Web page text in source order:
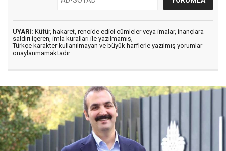
UYARI: Küfür, hakaret, rencide edici cümleler veya imalar, inançlara
saldırı içeren, imla kuralları ile yazılmamış,
Türkçe karakter kullanılmayan ve büyük harflerle yazılmış yorumlar
onaylanmamaktadır.